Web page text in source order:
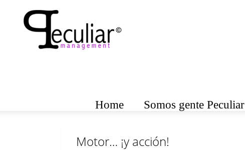
Home Somos gente Peculiar
Motor… ¡y acción!